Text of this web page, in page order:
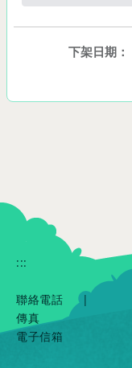
下架日期：
:::
聯絡電話
|
傳真
電子信箱